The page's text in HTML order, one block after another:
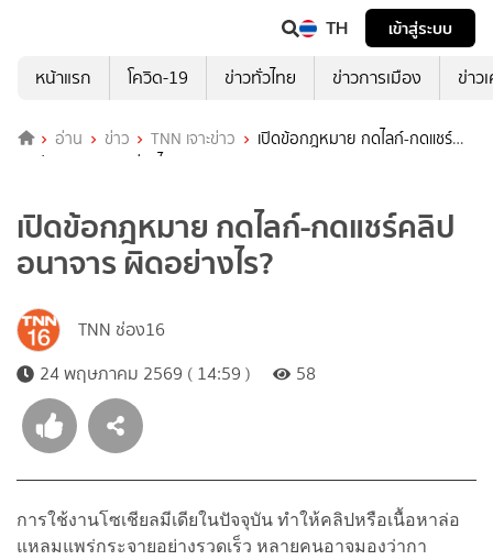
TH
เข้าสู่ระบบ
หน้าแรก
โควิด-19 ข่าวทั่วไทย ข่าวการเมือง ข่าว
อ่าน ข่าว TNN เจาะข่าว
เปิดข้อกฎหมาย กดไลก์-กดแชร์
คลิปอนาจาร ผิดอย่างไร?
เปิดข้อกฎหมาย กดไลก์-กดแชร์คลิป
อนาจาร ผิดอย่างไร?
TNN ช่อง16
24 พฤษภาคม 2569 ( 14:59 )
58
การใช้งานโซเชียลมีเดียในปัจจุบัน ทำให้คลิปหรือเนื้อหาล่อ
แหลมแพร่กระจายอย่างรวดเร็ว หลายคนอาจมองว่ากา